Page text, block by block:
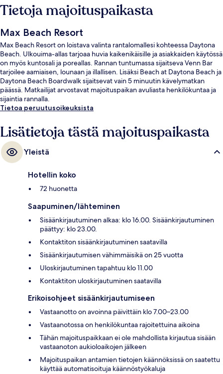
Tietoja majoituspaikasta
Max Beach Resort
Max Beach Resort on loistava valinta rantalomallesi kohteessa Daytona
Beach. Ulkouima-allas tarjoaa huvia kaikenikäisille ja asiakkaiden käytössä
on myös kuntosali ja poreallas. Rannan tuntumassa sijaitseva Venn Bar
tarjoilee aamiaisen, lounaan ja illallisen. Lisäksi Beach at Daytona Beach ja
Daytona Beach Boardwalk sijaitsevat vain 5 minuutin kävelymatkan
päässä. Matkailijat arvostavat majoituspaikan avuliasta henkilökuntaa ja
sijaintia rannalla.
Tietoa peruutusoikeuksista
Lisätietoja tästä majoituspaikasta
Yleistä
Hotellin koko
72 huonetta
Saapuminen/lähteminen
Sisäänkirjautuminen alkaa: klo 16.00. Sisäänkirjautuminen
päättyy: klo 23.00.
Kontaktiton sisäänkirjautuminen saatavilla
Sisäänkirjautumisen vähimmäisikä on 25 vuotta
Uloskirjautuminen tapahtuu klo 11.00
Kontaktiton uloskirjautuminen saatavilla
Erikoisohjeet sisäänkirjautumiseen
Vastaanotto on avoinna päivittäin klo 7.00–23.00
Vastaanotossa on henkilökuntaa rajoitettuina aikoina
Tähän majoituspaikkaan ei ole mahdollista kirjautua sisään
vastaanoton aukioloaikojen jälkeen
Majoituspaikan antamien tietojen käännöksissä on saatettu
käyttää automatisoituja käännöstyökaluja